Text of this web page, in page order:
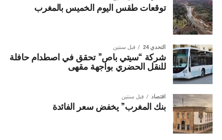
توقعات طقس اليوم الخميس بالمغرب
التحدي 24 قبل سنتين
شركة “سيتي باص” تحقق في اصطدام حافلة
للنقل الحضري بواجهة مقهى
اقتصاد قبل سنتين
بنك المغرب” يخفض سعر الفائدة